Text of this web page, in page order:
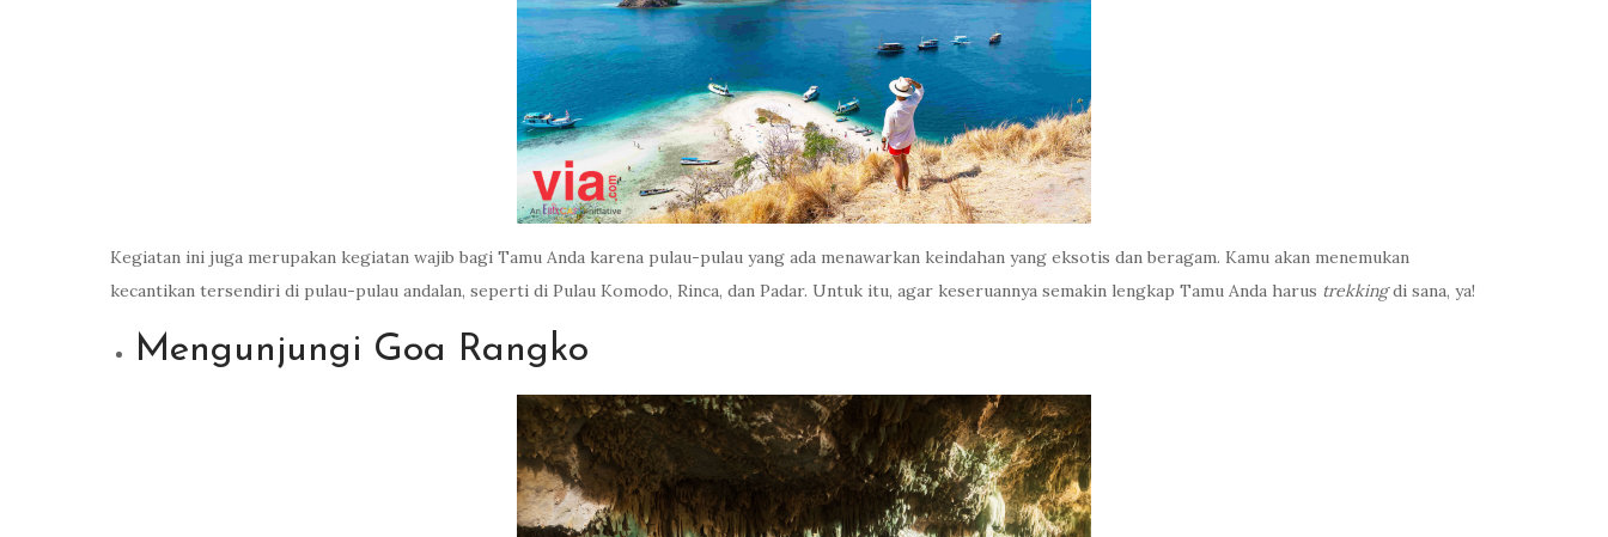
Kegiatan ini juga merupakan kegiatan wajib bagi Tamu Anda karena pulau-pulau yang ada menawarkan keindahan yang eksotis dan beragam. Kamu akan menemukan
kecantikan tersendiri di pulau-pulau andalan, seperti di Pulau Komodo, Rinca, dan Padar. Untuk itu, agar keseruannya semakin lengkap Tamu Anda harus trekkingdi sana, ya!
Mengunjungi Goa Rangko